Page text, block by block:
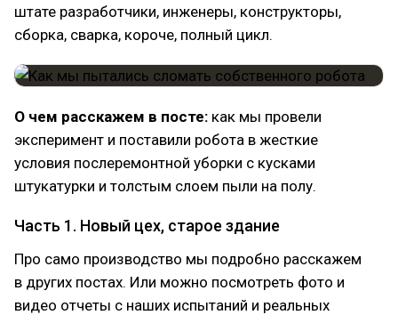
штате разработчики, инженеры, конструкторы,
сборка, сварка, короче, полный цикл.
О чем расскажем в посте: как мы провели
эксперимент и поставили робота в жесткие
условия послеремонтной уборки с кусками
штукатурки и толстым слоем пыли на полу.
Часть 1. Новый цех, старое здание
Про само производство мы подробно расскажем
в других постах. Или можно посмотреть фото и
видео отчеты с наших испытаний и реальных